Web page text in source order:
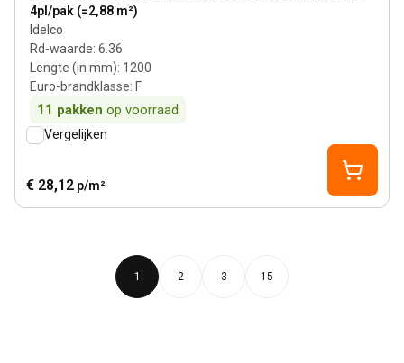
4pl/pak (=2,88 m²)
Idelco
Rd-waarde: 6.36
Lengte (in mm): 1200
Euro-brandklasse: F
11 pakken op voorraad
Vergelijken
€ 28,12 p/m²
1 2 3 15